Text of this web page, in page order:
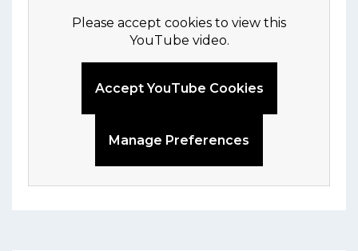
Please accept cookies to view this
YouTube video.
Accept YouTube Cookies
Manage Preferences